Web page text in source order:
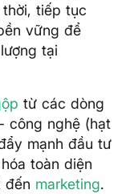
tiếp tục
vững để
tại
từ các dòng
công nghệ (hạt
mạnh đầu tư
toàn diện
đến marketing.